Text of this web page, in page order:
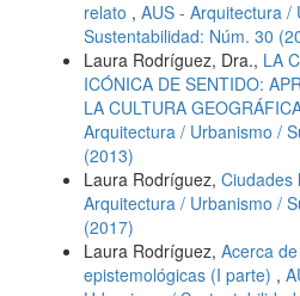
relato , AUS - Arquitectura /
Sustentabilidad: Núm. 30
Laura Rodríguez, Dra., LA
ICÓNICA DE SENTIDO:
LA CULTURA
Arquitectura / Urbanismo /
(2013)
Laura Rodríguez, Ciudades
Arquitectura / Urbanismo /
(2017)
Laura Rodríguez, Acerca
epistemológicas (I parte) ,